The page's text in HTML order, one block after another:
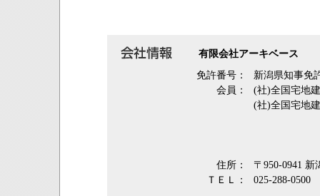
有限会社アーキベース
免許番号：
新潟県知事免
会員：
(社)全国宅地
(社)全国宅地
住所：
〒950-0941
ＴＥＬ：
025-288-0500